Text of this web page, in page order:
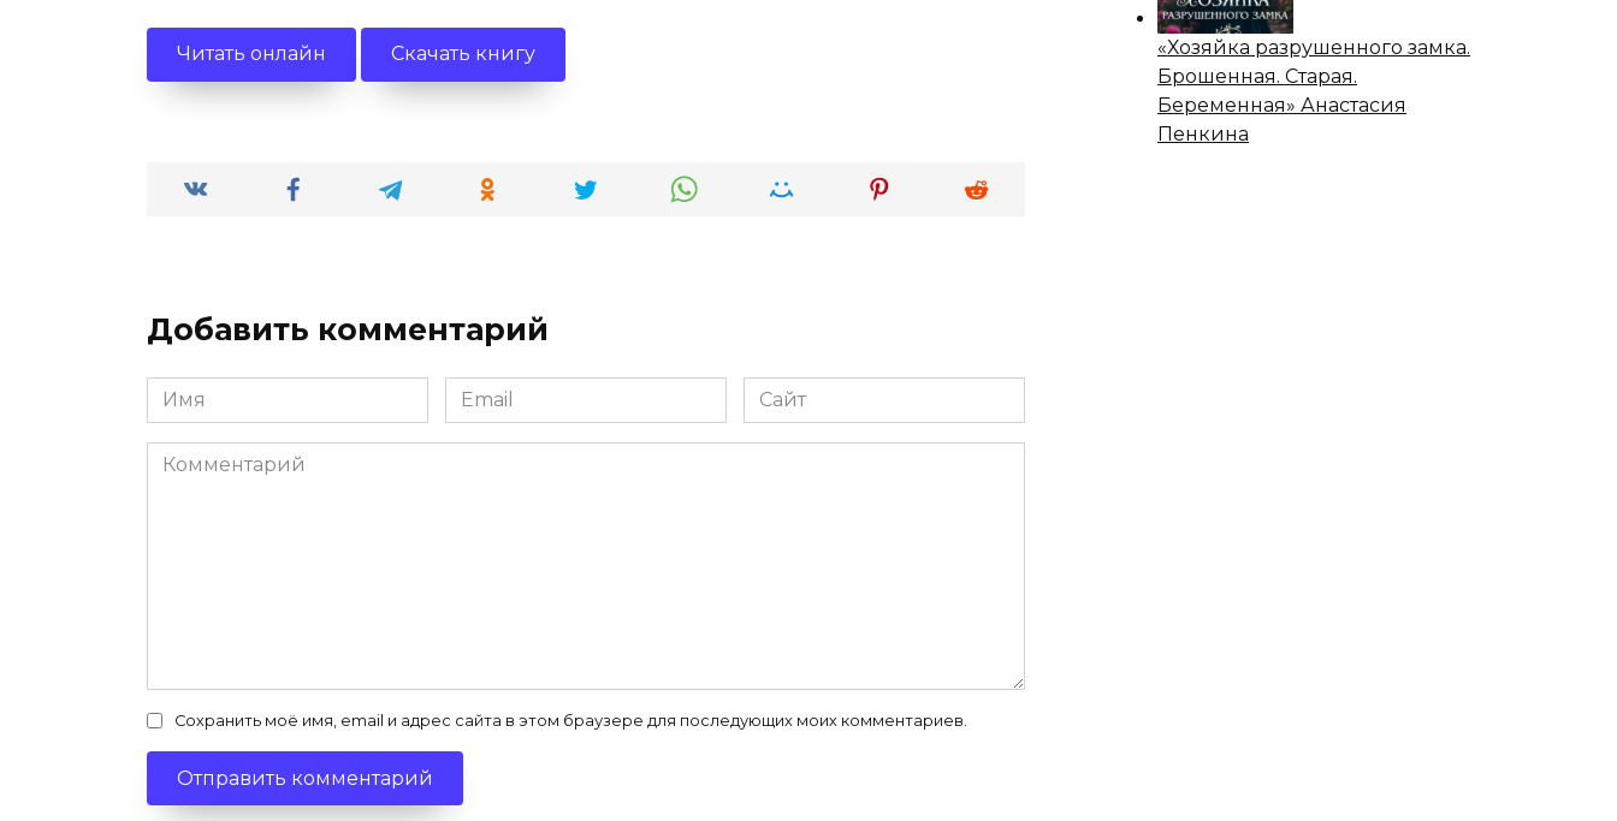
Читать онлайн Скачать книгу
Добавить комментарий
Имя
*
Email
*
Сайт
Комментарий
Сохранить моё имя, email и адрес сайта в этом браузере для последующих моих комментариев.
«Хозяйка разрушенного замка.
Брошенная. Старая.
Беременная» Анастасия
Пенкина